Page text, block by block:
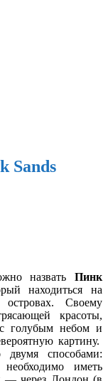
Sands
назвать Пинк
находиться на
Своему
красоты,
голубым небом и
картину.
способами:
иметь